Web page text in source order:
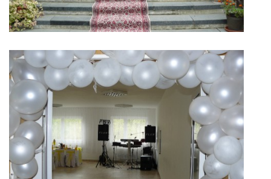
ONÁS
KONTAKTUJTE NÁS